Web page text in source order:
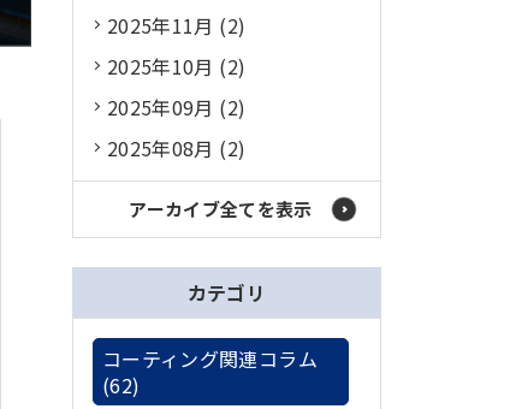
2025年11月 (2)
2025年10月 (2)
2025年09月 (2)
2025年08月 (2)
アーカイブ全てを表示
カテゴリ
コーティング関連コラム
(62)